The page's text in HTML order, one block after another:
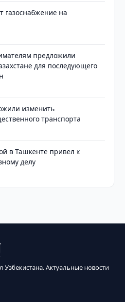
газоснабжение на
предложили
для последующего
изменить
транспорта
в Ташкенте привел к
делу
Актуальные новости